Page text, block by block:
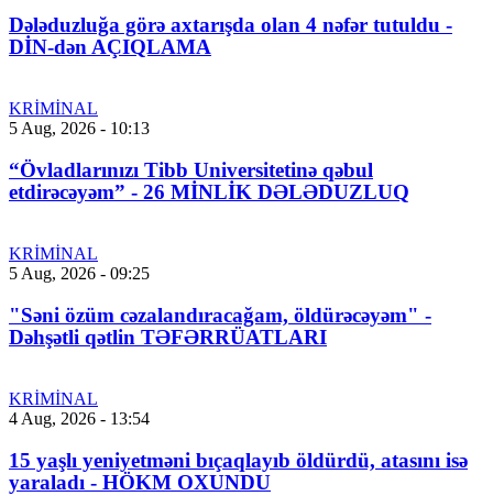
Dələduzluğa görə axtarışda olan 4 nəfər tutuldu -
DİN-dən AÇIQLAMA
KRİMİNAL
5 Aug, 2026 - 10:13
“Övladlarınızı Tibb Universitetinə qəbul
etdirəcəyəm” - 26 MİNLİK DƏLƏDUZLUQ
KRİMİNAL
5 Aug, 2026 - 09:25
"Səni özüm cəzalandıracağam, öldürəcəyəm" -
Dəhşətli qətlin TƏFƏRRÜATLARI
KRİMİNAL
4 Aug, 2026 - 13:54
15 yaşlı yeniyetməni bıçaqlayıb öldürdü, atasını isə
yaraladı - HÖKM OXUNDU